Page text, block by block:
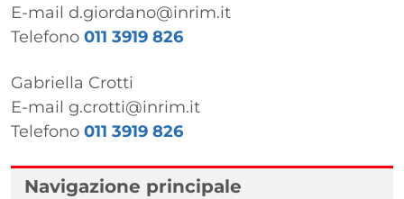
E-mail d.giordano@inrim.it
Telefono 011 3919 826
Gabriella Crotti
E-mail g.crotti@inrim.it
Telefono 011 3919 826
Navigazione principale